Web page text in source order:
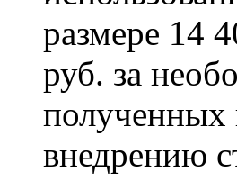
размере 14
руб. за
полученных
внедрению